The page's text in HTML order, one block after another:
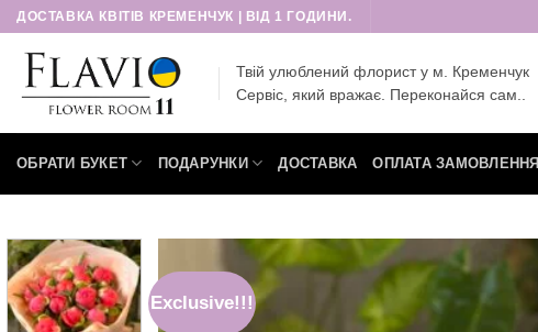
Пропустити
ДОСТАВКА КВІТІВ КРЕМЕНЧУК | ВІД 1 ГОДИНИ.
Твій улюблений флорист у м. Кременчук
Сервіс, який вражає. Переконайся сам..
ОБРАТИ БУКЕТ ПОДАРУНКИ ДОСТАВКА ОПЛАТА ЗАМОВЛЕННЯ
Exclusive!!!